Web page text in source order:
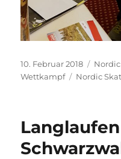
Veröffentlicht
am
10. Februar 2018
Wettkampf
Nordic